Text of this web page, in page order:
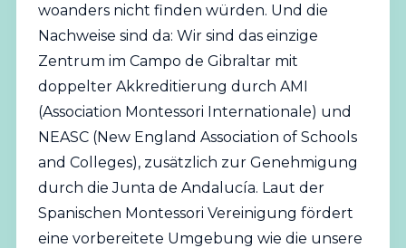
woanders nicht finden würden. Und die
Nachweise sind da: Wir sind das einzige
Zentrum im Campo de Gibraltar mit
doppelter Akkreditierung durch AMI
(Association Montessori Internationale) und
NEASC (New England Association of Schools
and Colleges), zusätzlich zur Genehmigung
durch die Junta de Andalucía. Laut der
Spanischen Montessori Vereinigung fördert
eine vorbereitete Umgebung wie die unsere